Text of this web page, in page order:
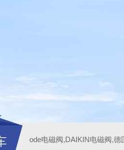
ode电磁阀,DAIKIN电磁阀,